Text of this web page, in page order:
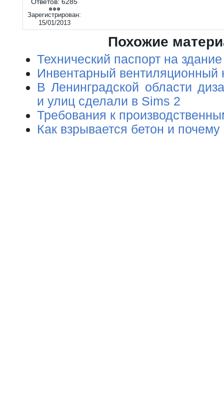
Зарегистрирован:
15/01/2013
Похожие
Технический паспорт на здание
Инвентарный вентиляционный
В Ленинградской области
и улиц сделали в Sims 2
Требования к
Как взрывается бетон и почему